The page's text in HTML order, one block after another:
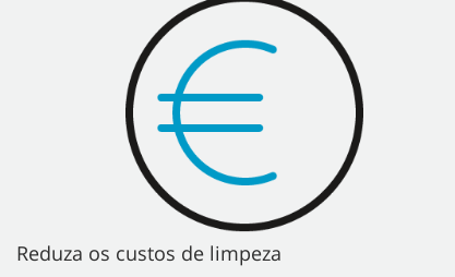
Reduza os custos de limpeza